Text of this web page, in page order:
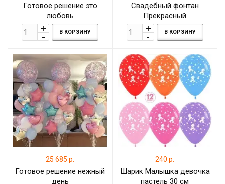
Готовое решение это
любовь
В КОРЗИНУ
Свадебный фонтан
Прекрасный
В КОРЗИНУ
25 685 р.
Готовое решение нежный
день
240 р.
Шарик Малышка девочка
пастель 30 см